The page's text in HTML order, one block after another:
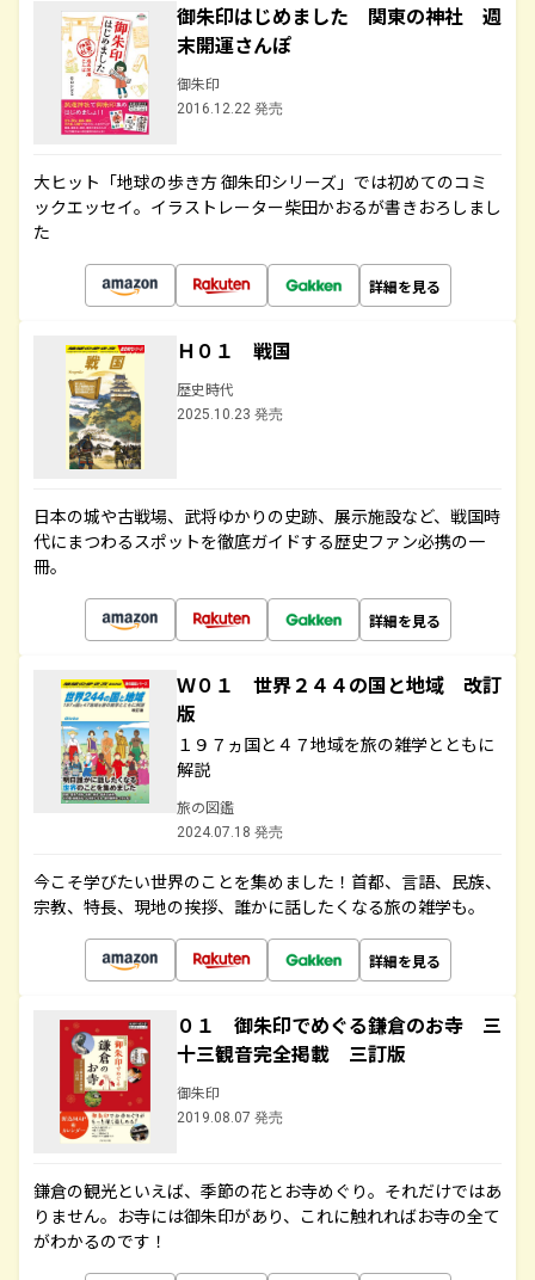
御朱印はじめました 関東の神社 週
末開運さんぽ
御朱印
2016.12.22 発売
大ヒット「地球の歩き方 御朱印シリーズ」では初めてのコミ
ックエッセイ。イラストレーター柴田かおるが書きおろしまし
た
詳細を見る
Ｈ０１ 戦国
歴史時代
2025.10.23 発売
日本の城や古戦場、武将ゆかりの史跡、展示施設など、戦国時
代にまつわるスポットを徹底ガイドする歴史ファン必携の一
冊。
詳細を見る
Ｗ０１ 世界２４４の国と地域 改訂
版
１９７ヵ国と４７地域を旅の雑学とともに
解説
旅の図鑑
2024.07.18 発売
今こそ学びたい世界のことを集めました！首都、言語、民族、
宗教、特長、現地の挨拶、誰かに話したくなる旅の雑学も。
詳細を見る
０１ 御朱印でめぐる鎌倉のお寺 三
十三観音完全掲載 三訂版
御朱印
2019.08.07 発売
鎌倉の観光といえば、季節の花とお寺めぐり。それだけではあ
りません。お寺には御朱印があり、これに触れればお寺の全て
がわかるのです！